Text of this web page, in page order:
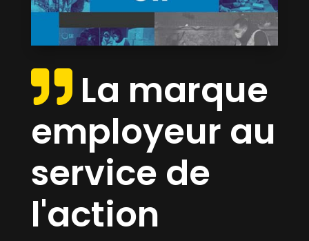
La marque
employeur au
service de
l'action